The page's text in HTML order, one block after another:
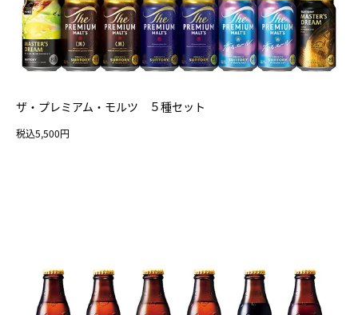
ザ・プレミアム・モルツ ５種セット
税込5,500円